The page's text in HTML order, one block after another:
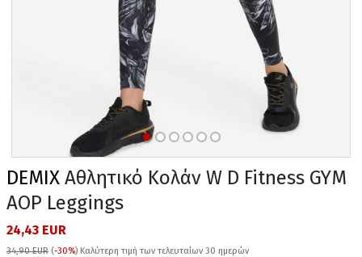
DEMIX Αθλητικό Κολάν W D Fitness GYM
AOP Leggings
24,43 EUR
34,90 EUR (-30%) Καλύτερη τιμή των τελευταίων 30 ημερών